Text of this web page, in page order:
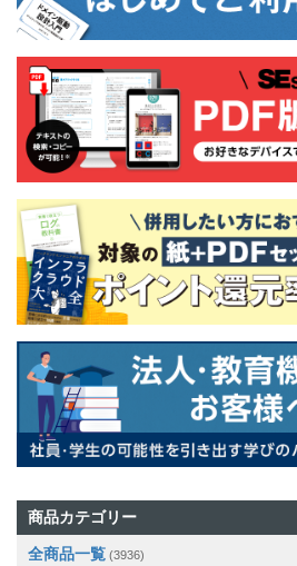
商品カテゴリー
全商品一覧 (3936)